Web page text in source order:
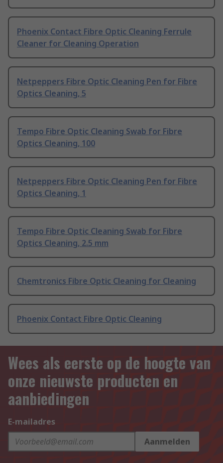
Phoenix Contact Fibre Optic Cleaning Ferrule
Cleaner for Cleaning Operation
Netpeppers Fibre Optic Cleaning Pen for Fibre
Optics Cleaning, 5
Tempo Fibre Optic Cleaning Swab for Fibre
Optics Cleaning, 100
Netpeppers Fibre Optic Cleaning Pen for Fibre
Optics Cleaning, 1
Tempo Fibre Optic Cleaning Swab for Fibre
Optics Cleaning, 2.5 mm
Chemtronics Fibre Optic Cleaning for Cleaning
Phoenix Contact Fibre Optic Cleaning
Wees als eerste op de hoogte van
onze nieuwste producten en
aanbiedingen
E-mailadres
Aanmelden